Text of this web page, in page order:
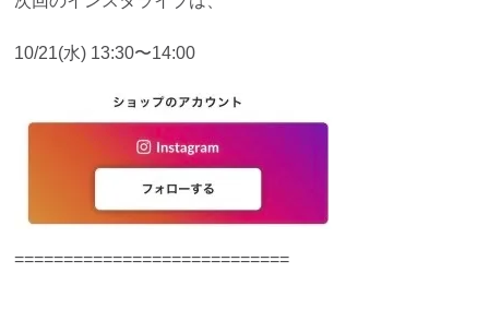
10/21(水) 13:30〜14:00
============================